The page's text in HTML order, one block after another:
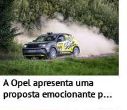
A Opel apresenta uma
proposta emocionante para